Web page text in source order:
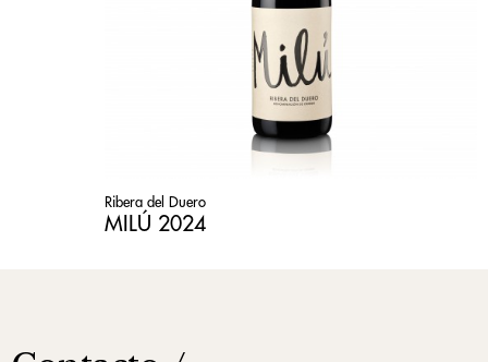
Ribera del Duero
MILÚ 2024